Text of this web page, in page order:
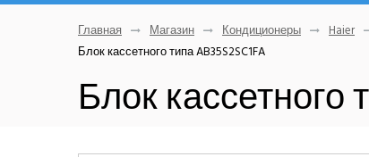
Главная Магазин Кондиционеры Haier
Блок кассетного типа AB35S2SC1FA
Блок кассетного